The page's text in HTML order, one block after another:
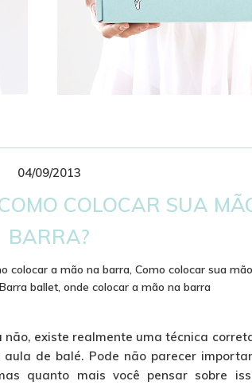
04/09/2013
COLOCAR SUA
BARRA?
colocar a mão na barra, Como colocar sua
ballet, onde colocar a mão na barra
não, existe realmente uma técnica
de balé. Pode não parecer
quanto mais você pensar sobre